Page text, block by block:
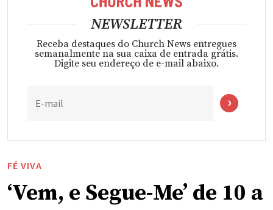
NEWSLETTER
Receba destaques do Church News entregues
semanalmente na sua caixa de entrada grátis.
Digite seu endereço de e-mail abaixo.
E-mail
FÉ VIVA
‘Vem, e Segue-Me’ de 10 a